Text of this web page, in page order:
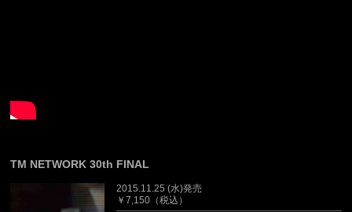
TM NETWORK 30th FINAL
2015.11.25 (水)発売
￥7,150（税込）